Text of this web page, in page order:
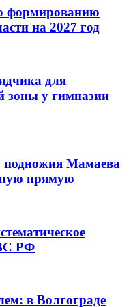
формированию
на 2027 год
для
зоны у гимназии
подножия Мамаева
прямую
РФ
в Волгограде